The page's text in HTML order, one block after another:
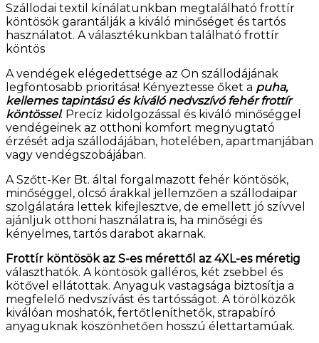
Szállodai textil kínálatunkban megtalálható frottír
köntösök garantálják a kiváló minőséget és tartós
használatot. A választékunkban található frottír
köntös
A vendégek elégedettsége az Ön szállodájának
legfontosabb prioritása! Kényeztesse őket a puha,
kellemes tapintású és kiváló nedvszívó fehér frottír
köntössel. Precíz kidolgozással és kiváló minőséggel
vendégeinek az otthoni komfort megnyugtató
érzését adja szállodájában, hotelében, apartmanjában
vagy vendégszobájában.
A Szőtt-Ker Bt. által forgalmazott fehér köntösök,
minőséggel, olcsó árakkal jellemzően a szállodaipar
szolgálatára lettek kifejlesztve, de emellett jó szívvel
ajánljuk otthoni használatra is, ha minőségi és
kényelmes, tartós darabot akarnak.
Frottír köntösök az S-es mérettől az 4XL-es méretig
választhatók. A köntösök galléros, két zsebbel és
kötővel ellátottak. Anyaguk vastagsága biztosítja a
megfelelő nedvszívást és tartósságot. A törölközők
kiválóan moshatók, fertőtleníthetők, strapabíró
anyaguknak köszönhetően hosszú élettartamúak.